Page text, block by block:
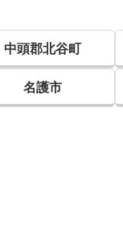
中頭郡北谷町
名護市